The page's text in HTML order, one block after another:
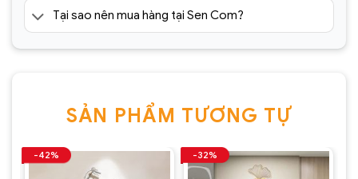
Tại sao nên mua hàng tại Sen Com?
SẢN PHẨM TƯƠNG TỰ
-42% -32%